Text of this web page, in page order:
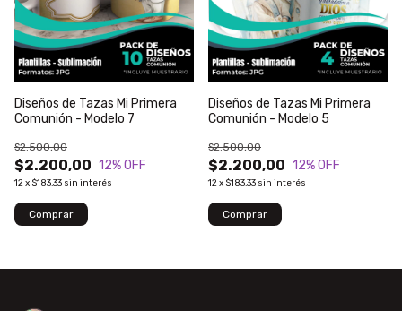
Diseños de Tazas Mi Primera
Comunión - Modelo 7
$2.200,00
$2.500,00
12% OFF
12x $183,33 sin interés
Diseños de Tazas Mi Primera
Comunión - Modelo 5
$2.200,00
$2.500,00
12% OFF
12x $183,33 sin interés